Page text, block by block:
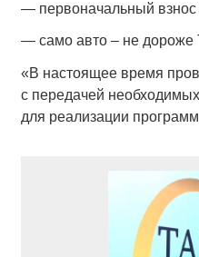
— первоначальный взнос
— само авто – не дороже
«В настоящее время
с передачей
для реализации